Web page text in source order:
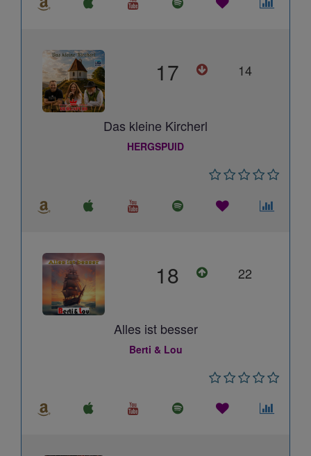
17 14
Das kleine Kircherl
HERGSPUID
18 22
Alles ist besser
Berti & Lou